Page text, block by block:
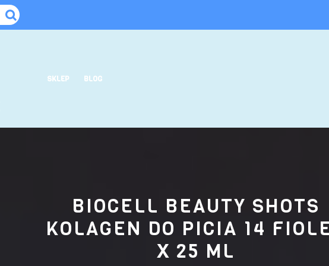
SKLEP BLOG
BIOCELL BEAUTY SHOTS
KOLAGEN DO PICIA 14
X 25 ML